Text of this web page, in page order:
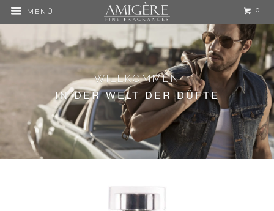
MENÜ 0
WILLKOMMEN
IN DER WELT DER DÜFTE